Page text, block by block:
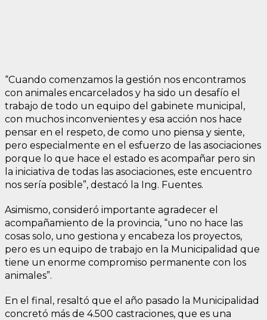
“Cuando comenzamos la gestión nos encontramos
con animales encarcelados y ha sido un desafío el
trabajo de todo un equipo del gabinete municipal,
con muchos inconvenientes y esa acción nos hace
pensar en el respeto, de como uno piensa y siente,
pero especialmente en el esfuerzo de las asociaciones
porque lo que hace el estado es acompañar pero sin
la iniciativa de todas las asociaciones, este encuentro
nos sería posible”, destacó la Ing. Fuentes.
Asimismo, consideró importante agradecer el
acompañamiento de la provincia, “uno no hace las
cosas solo, uno gestiona y encabeza los proyectos,
pero es un equipo de trabajo en la Municipalidad que
tiene un enorme compromiso permanente con los
animales”.
En el final, resaltó que el año pasado la Municipalidad
concretó más de 4.500 castraciones, que es una